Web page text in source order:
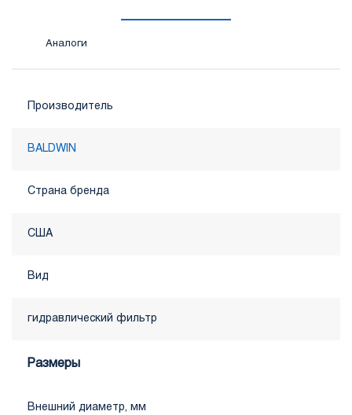
Аналоги
Производитель
BALDWIN
Страна бренда
США
Вид
гидравлический фильтр
Размеры
Внешний диаметр, мм